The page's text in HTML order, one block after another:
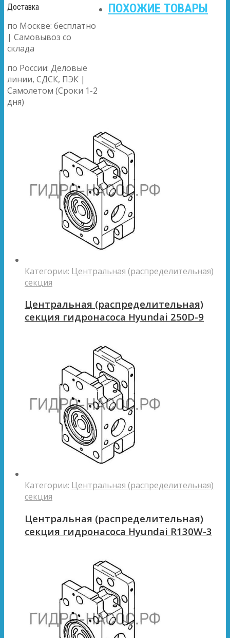
Доставка
по Москве: бесплатно
| Самовывоз со
склада
по России: Деловые
линии, СДСК, ПЭК |
Самолетом (Сроки 1-2
дня)
ПОХОЖИЕ ТОВАРЫ
Категории: Центральная (распределительная)
секция
Центральная (распределительная)
секция гидронасоса Hyundai 250D-9
Категории: Центральная (распределительная)
секция
Центральная (распределительная)
секция гидронасоса Hyundai R130W-3